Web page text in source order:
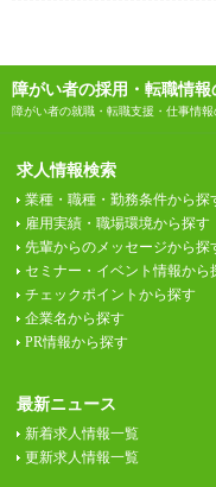
障がい者の採用・転職情
障がい者の就職・転職支援・仕事情
求人情報検索
業種・職種・勤務条件から探
雇用実績・職場環境から探す
先輩からのメッセージから探
セミナー・イベント情報から
チェックポイントから探す
企業名から探す
PR情報から探す
最新ニュース
新着求人情報一覧
更新求人情報一覧